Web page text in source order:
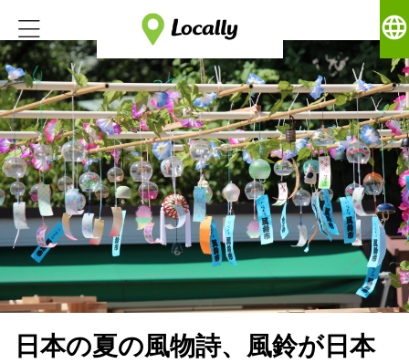
language
日本の夏の風物詩、風鈴が日本